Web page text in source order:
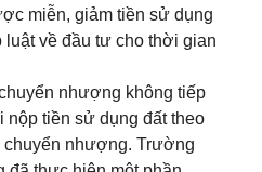
miễn, giảm tiền sử dụng
luật về đầu tư cho thời gian
nhượng không tiếp
nộp tiền sử dụng đất theo
nhượng. Trường